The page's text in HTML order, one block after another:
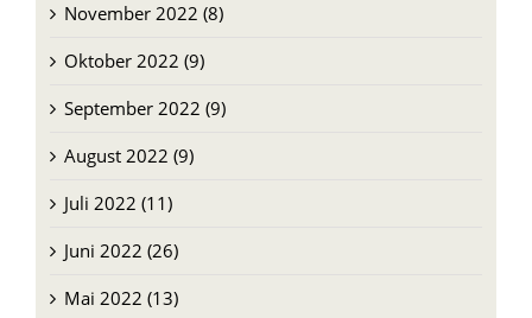
November 2022 (8)
Oktober 2022 (9)
September 2022 (9)
August 2022 (9)
Juli 2022 (11)
Juni 2022 (26)
Mai 2022 (13)